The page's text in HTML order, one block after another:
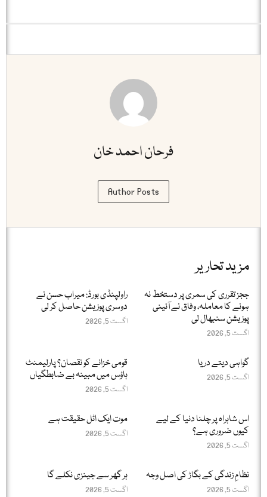
فرحان احمد خان
Author Posts
مزید تحاریر
ججز تقرری کی سمری پر دستخط نہ
ہونے کا معاملہ، وفاق نے آئینی
پوزیشن سنبھال لی
اگست 5, 2026
راولپنڈی بورڈ: میراب حسن نے
دوسری پوزیشن حاصل کر لی
اگست 5, 2026
گواہی دیتے دریا
اگست 5, 2026
قومی خزانے کو نقصان؟ پارلیمنٹ
ہاؤس میں مبینہ بے ضابطگیاں
اگست 5, 2026
اس شاہراہ پر چلنا دنیا کے لیے
کیوں ضروری ہے؟
اگست 5, 2026
موت ایک اٹل حقیقت ہے
اگست 5, 2026
نظامِ زندگی کے بگاڑ کی اصل وجہ
اگست 5, 2026
ہر گھر سے جینزی نکلے گا
اگست 5, 2026